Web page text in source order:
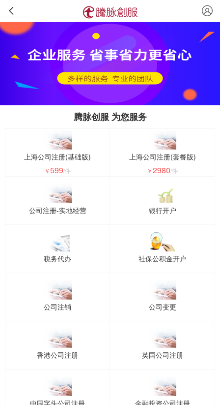
腾脉创服 为您服务
上海公司注册(基础版)
￥599/件
上海公司注册(套餐版)
￥2980/件
公司注册-实地经营 银行开户
税务代办 社保公积金开户
公司注销 公司变更
香港公司注册 英国公司注册
中国字头公司注册 金融投资公司注册